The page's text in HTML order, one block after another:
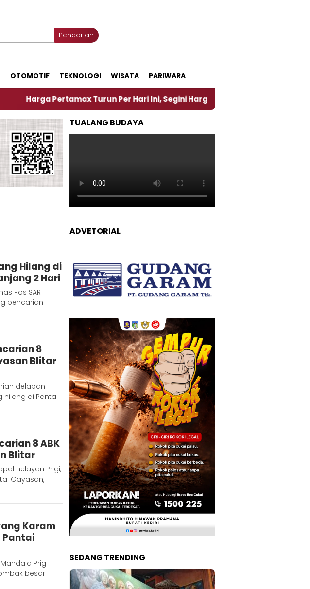
Pencarian
OTOMOTIF TEKNOLOGI WISATA PARIWARA
Pertamax Turun Per Hari Ini, Segini Harganya
Hilang di
2 Hari
Pos SAR
pencarian
8
Blitar
delapan
hilang di Pantai
8 ABK
Blitar
nelayan Prigi,
Gayasan,
Karam
Pantai
Prigi
besar
TUALANG BUDAYA
ADVETORIAL
SEDANG TRENDING